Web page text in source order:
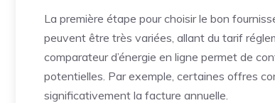
La première étape pour choisir le bon
peuvent être très variées, allant du tarif
comparateur d’énergie en ligne permet de
potentielles. Par exemple, certaines offres
significativement la facture annuelle.